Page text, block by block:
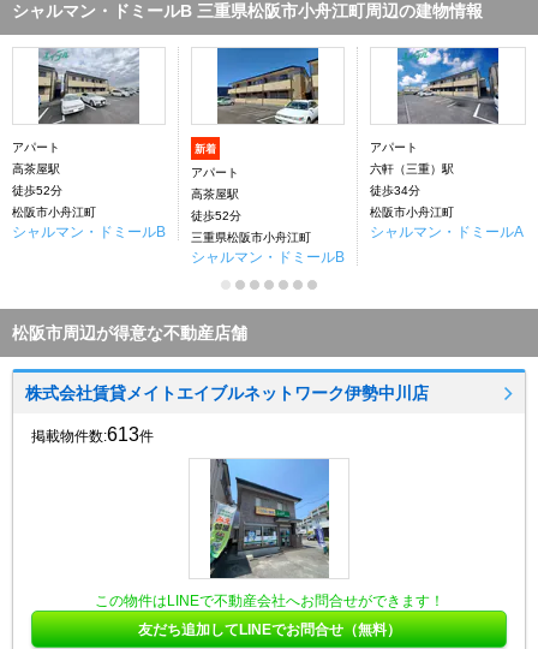
シャルマン・ドミールB 三重県松阪市小舟江町周辺の建物情報
アパート
高茶屋駅
徒歩52分
松阪市小舟江町
シャルマン・ドミールB
新着
アパート
高茶屋駅
徒歩52分
三重県松阪市小舟江町
シャルマン・ドミールB
アパート
六軒（三重）駅
徒歩34分
松阪市小舟江町
シャルマン・ドミールA
松阪市周辺が得意な不動産店舗
株式会社賃貸メイトエイブルネットワーク伊勢中川店
掲載物件数:613件
この物件はLINEで不動産会社へお問合せができます！
友だち追加してLINEでお問合せ（無料）